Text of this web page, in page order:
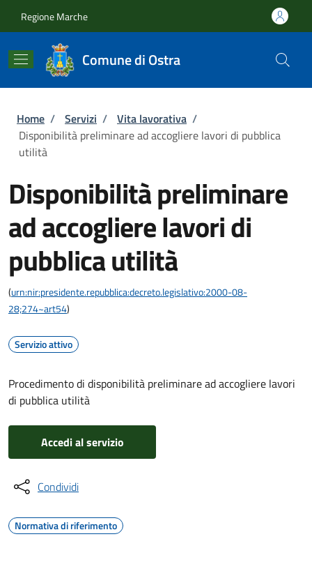
Regione Marche
Comune di Ostra
Briciole di pane
Home / Servizi / Vita lavorativa /
Disponibilità preliminare ad accogliere lavori di pubblica
utilità
Disponibilità preliminare
ad accogliere lavori di
pubblica utilità
(urn:nir:presidente.repubblica:decreto.legislativo:2000-08-
28;274~art54)
Servizio attivo
Procedimento di disponibilità preliminare ad accogliere lavori
di pubblica utilità
Accedi al servizio
Condividi
Normativa di riferimento